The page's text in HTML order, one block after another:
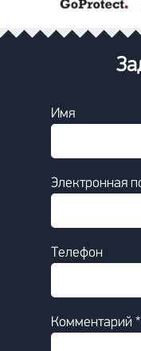
Имя
Электронная
Телефон
Комментарий *